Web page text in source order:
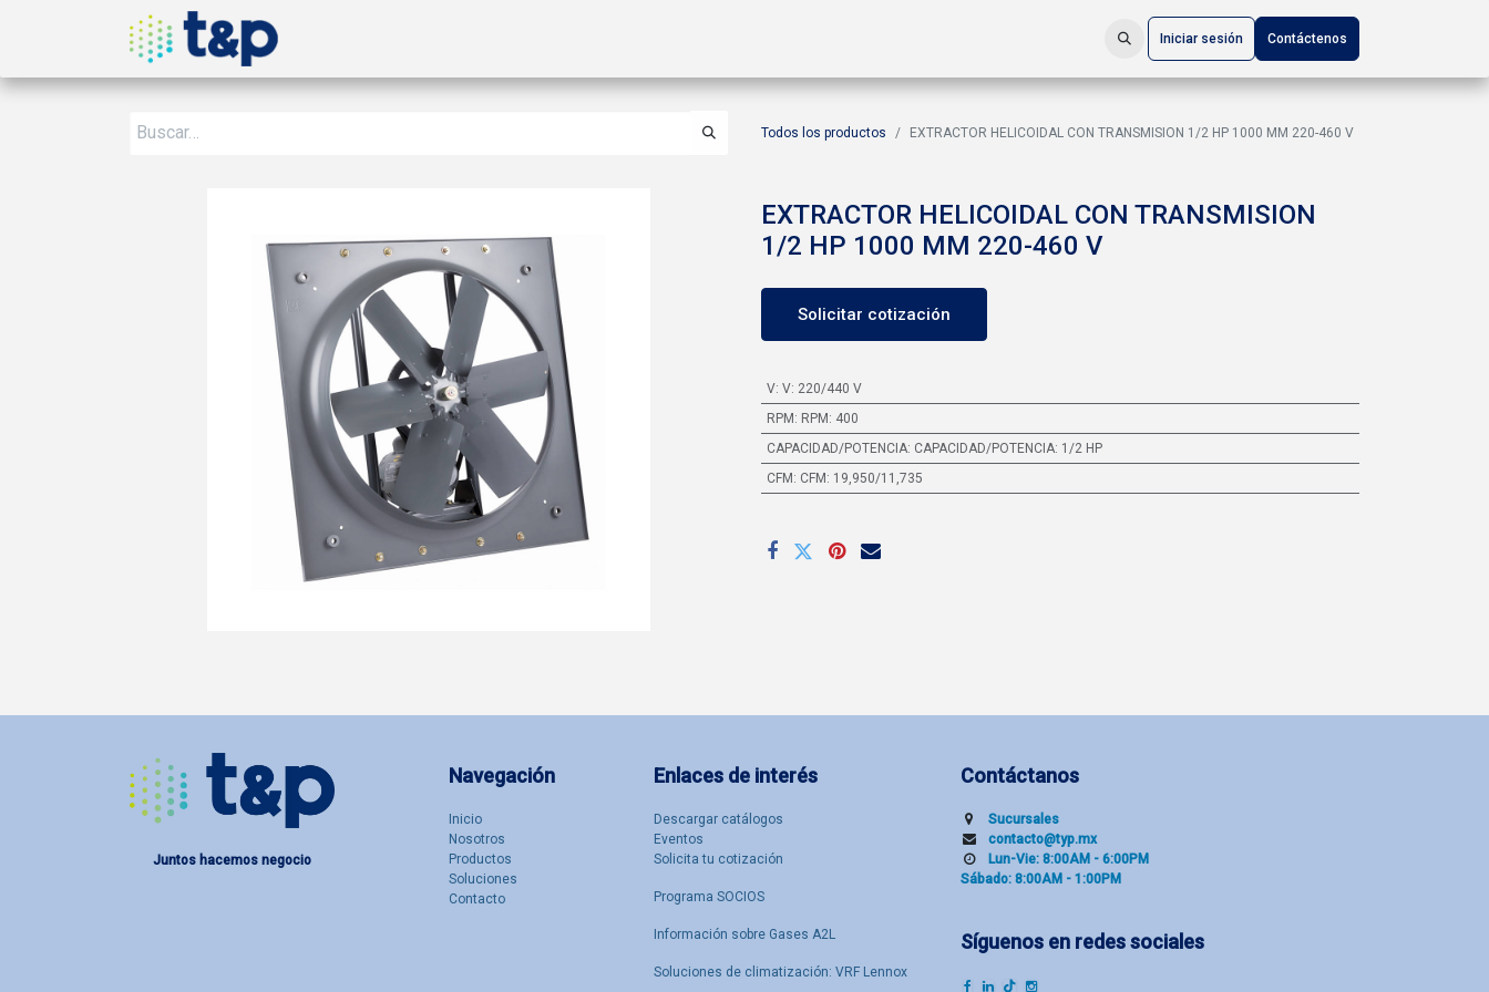
Iniciar sesión Contáctenos
Todos los productos EXTRACTOR HELICOIDAL CON TRANSMISION 1/2 HP 1000 MM 220-460 V
EXTRACTOR HELICOIDAL CON TRANSMISION
1/2 HP 1000 MM 220-460 V
Solicitar cotización
V: V: 220/440 V
RPM : RPM: 400
CAPACIDAD/POTENCIA: CAPACIDAD/POTENCIA: 1/2 HP
CFM : CFM: 19,950/11,735
Enlaces de interés
Descargar catálogos
Eventos
Solicita tu cotización
Programa SOCIOS
Información sobre Gases A2L
Soluciones de climatización: VRF Lennox
Navegación
Inicio
Nosotro​s
Productos
Soluciones
Contacto
Contáctanos
Sucu​rsal​es
contacto@typ.mx
Lun-Vie: 8:00AM - 6:00PM
Sábado: 8:00AM - 1:00PM
Síguenos en redes sociales
Juntos hacemos negocio